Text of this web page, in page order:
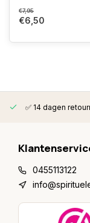
€7,95
€6,50
✅ 14 dagen
0455113122